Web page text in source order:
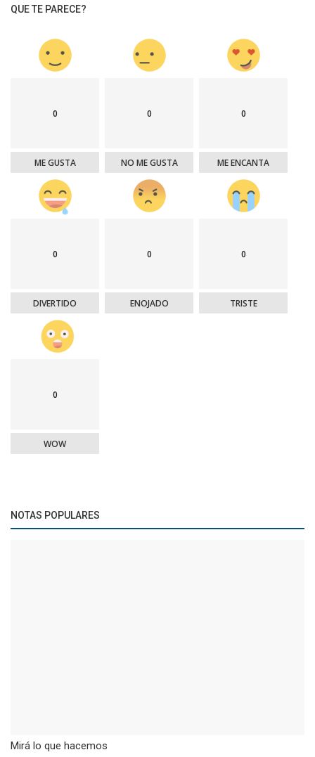
QUE TE PARECE?
0
ME GUSTA
0
NO ME GUSTA
0
ME ENCANTA
0
DIVERTIDO
0
ENOJADO
0
TRISTE
0
WOW
NOTAS POPULARES
Mirá lo que hacemos